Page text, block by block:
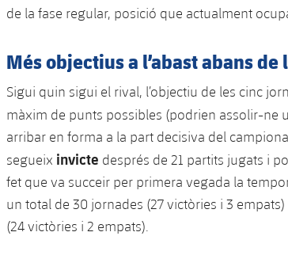
de la fase regular, posició que actualment
Més objectius a l’abast abans
Sigui quin sigui el rival, l’objectiu de les cinc
màxim de punts possibles (podrien assolir-ne
arribar en forma a la part decisiva del
segueix invicte després de 21 partits jugats i
fet que va succeir per primera vegada la
un total de 30 jornades (27 victòries i 3
(24 victòries i 2 empats).